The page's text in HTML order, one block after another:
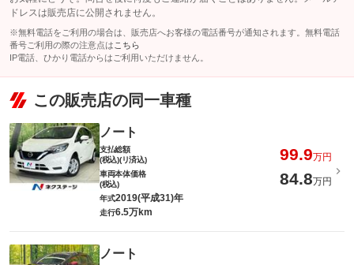
ドレスは販売店に公開されません。
※無料電話をご利用の場合は、販売店へお客様の電話番号が通知されます。無料電話
番号ご利用の際の注意点は こちら
IP電話、ひかり電話からはご利用いただけません。
この販売店の同一車種
ノート
支払総額
(税込)(リ済込)
99.9万円
車両本体価格
(税込)
84.8万円
年式2019(平成31)年
走行6.5万km
ノート